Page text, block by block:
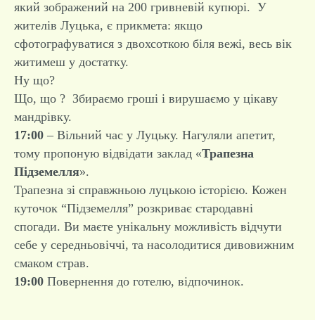
який зображений на 200 гривневій купюрі. У
жителів Луцька, є прикмета: якщо
сфотографуватися з двохсоткою біля вежі, весь вік
житимеш у достатку.
Ну що?
Що, що ? Збираємо гроші і вирушаємо у цікаву
мандрівку.
17:00 – Вільний час у Луцьку. Нагуляли апетит,
тому пропоную відвідати заклад «Трапезна
Підземелля».
Трапезна зі справжньою луцькою історією. Кожен
куточок “Підземелля” розкриває стародавні
спогади. Ви маєте унікальну можливість відчути
себе у середньовіччі, та насолодитися дивовижним
смаком страв.
19:00 Повернення до готелю, відпочинок.